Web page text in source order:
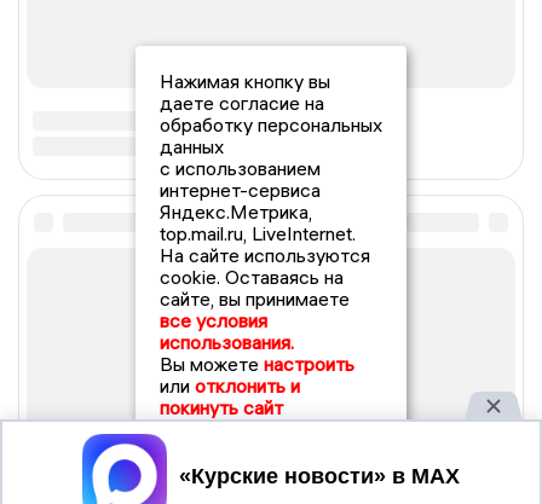
Нажимая кнопку вы
даете согласие на
обработку персональных
данных
с использованием
интернет-сервиса
Яндекс.Метрика,
top.mail.ru, LiveInternet.
На сайте используются
cookie. Оставаясь на
сайте, вы принимаете
все условия
использования.
Вы можете настроить
или отклонить и
покинуть сайт
Принять